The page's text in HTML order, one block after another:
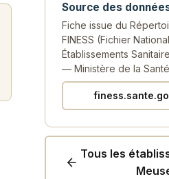
Source des
Fiche issue du
FINESS (Fichier
Établissements
— Ministère de la
Tous les